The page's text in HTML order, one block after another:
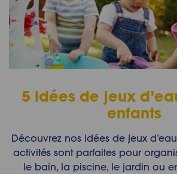
5 idées de jeux
enfants
Découvrez nos idées de jeux
activités sont parfaites pour
le bain, la piscine, le jardin ou